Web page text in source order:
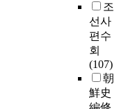
조
선사
편수
회
(107)
朝
鮮史